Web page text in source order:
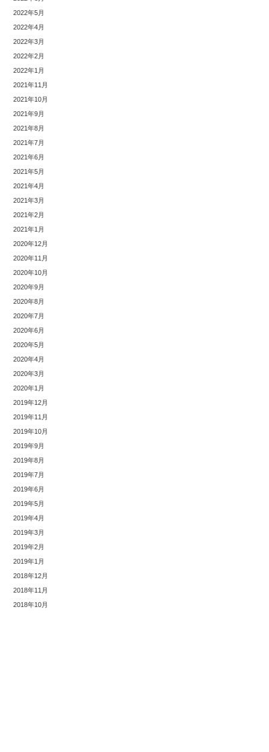
2022年5月
2022年4月
2022年3月
2022年2月
2022年1月
2021年11月
2021年10月
2021年9月
2021年8月
2021年7月
2021年6月
2021年5月
2021年4月
2021年3月
2021年2月
2021年1月
2020年12月
2020年11月
2020年10月
2020年9月
2020年8月
2020年7月
2020年6月
2020年5月
2020年4月
2020年3月
2020年1月
2019年12月
2019年11月
2019年10月
2019年9月
2019年8月
2019年7月
2019年6月
2019年5月
2019年4月
2019年3月
2019年2月
2019年1月
2018年12月
2018年11月
2018年10月